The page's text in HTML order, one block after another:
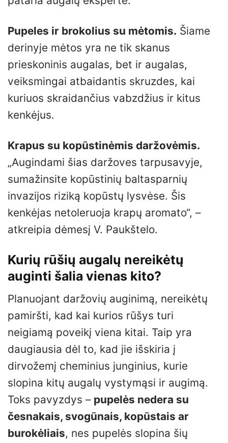
Pupeles ir brokolius su mėtomis. Šiame
derinyje mėtos yra ne tik skanus
prieskoninis augalas, bet ir augalas,
veiksmingai atbaidantis skruzdes, kai
kuriuos skraidančius vabzdžius ir kitus
kenkėjus.
Krapus su kopūstinėmis daržovėmis.
„Augindami šias daržoves tarpusavyje,
sumažinsite kopūstinių baltasparnių
invazijos riziką kopūstų lysvėse. Šis
kenkėjas netoleruoja krapų aromato“, –
atkreipia dėmesį V. Paukštelo.
Kurių rūšių augalų nereikėtų
auginti šalia vienas kito?
Planuojant daržovių auginimą, nereikėtų
pamiršti, kad kai kurios rūšys turi
neigiamą poveikį viena kitai. Taip yra
daugiausia dėl to, kad jie išskiria į
dirvožemį cheminius junginius, kurie
slopina kitų augalų vystymąsi ir augimą.
Toks pavyzdys – pupelės nedera su
česnakais, svogūnais, kopūstais ar
burokėliais, nes pupelės slopina šių